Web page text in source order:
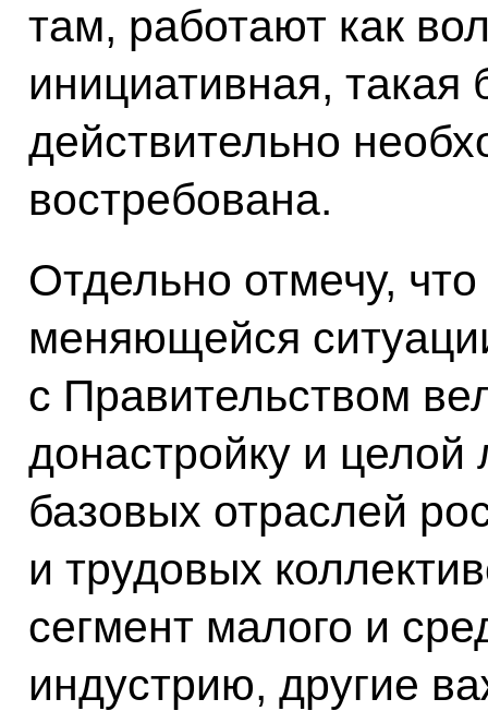
там, работают как
инициативная,
действительно
востребована.
Отдельно отмечу,
меняющейся
с Правительством
донастройку и
базовых отраслей
и трудовых
сегмент малого и
индустрию, другие